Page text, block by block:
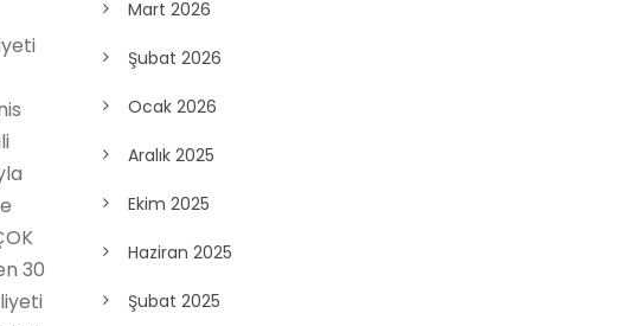
Mart 2026
Şubat 2026
Ocak 2026
Aralık 2025
Ekim 2025
Haziran 2025
Şubat 2025